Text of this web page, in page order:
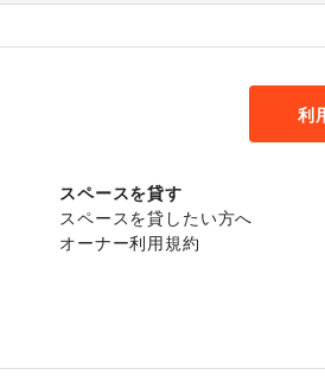
利
スペースを貸す
スペースを貸したい方へ
オーナー利用規約